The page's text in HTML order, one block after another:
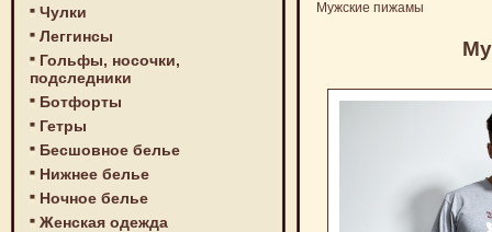
Чулки
Леггинсы
Гольфы, носочки,
подследники
Ботфорты
Гетры
Бесшовное белье
Нижнее белье
Ночное белье
Женская одежда
Мужские пижамы